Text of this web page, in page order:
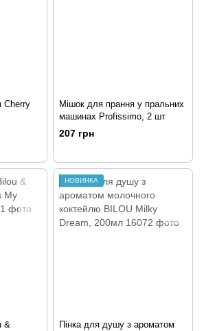
Cherry
Мішок для прання у пральних
машинах Profissimo, 2 шт
207 грн
&
НОВИНКА
Пінка для душу з ароматом